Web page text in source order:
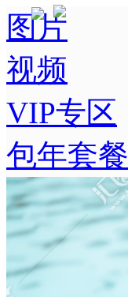
图片
视频
VIP专区
包年套餐